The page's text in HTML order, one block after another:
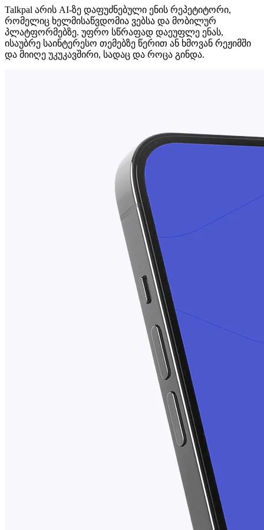
Talkpal არის AI-ზე დაფუძნებული ენის რეპეტიტორი,
რომელიც ხელმისაწვდომია ვებსა და მობილურ
პლატფორმებზე. უფრო სწრაფად დაეუფლე ენას,
ისაუბრე საინტერესო თემებზე წერით ან ხმოვან რეჟიმში
და მიიღე უკუკავშირი, სადაც და როცა გინდა.